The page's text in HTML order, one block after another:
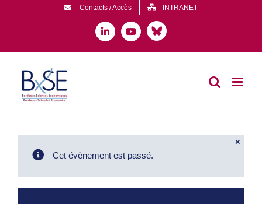
au
Contacts / Accès INTRANET
LinkedInYouTubeBluesky
Cet évènement est passé.
×